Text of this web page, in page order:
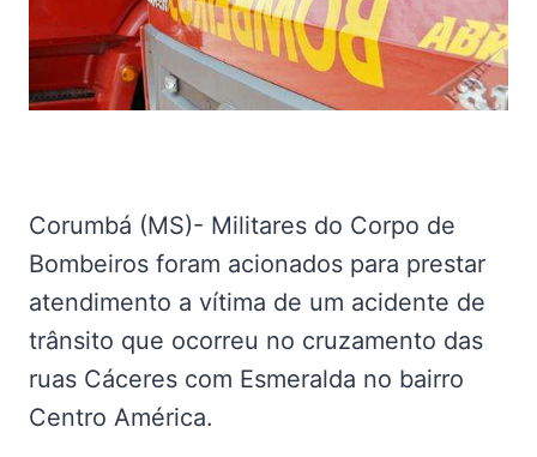
Corumbá (MS)- Militares do Corpo de
Bombeiros foram acionados para prestar
atendimento a vítima de um acidente de
trânsito que ocorreu no cruzamento das
ruas Cáceres com Esmeralda no bairro
Centro América.